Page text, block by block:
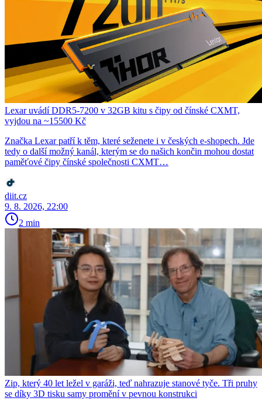
Lexar uvádí DDR5-7200 v 32GB kitu s čipy od čínské CXMT,
vyjdou na ~15500 Kč
Značka Lexar patří k těm, které seženete i v českých e-shopech. Jde
tedy o další možný kanál, kterým se do našich končin mohou dostat
paměťové čipy čínské společnosti CXMT…
diit.cz
9. 8. 2026, 22:00
2 min
Zip, který 40 let ležel v garáži, teď nahrazuje stanové tyče. Tři pruhy
se díky 3D tisku samy promění v pevnou konstrukci